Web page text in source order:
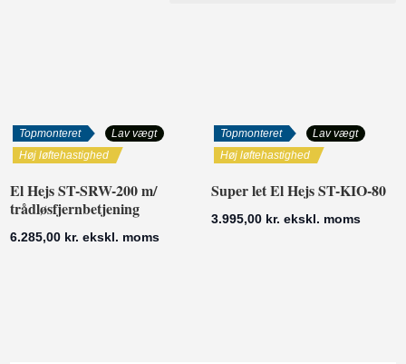
Topmonteret
Lav vægt
Høj løftehastighed
El Hejs ST-SRW-200 m/
trådløsfjernbetjening
6.285,00 kr. ekskl. moms
Topmonteret
Lav vægt
Høj løftehastighed
Super let El Hejs ST-KIO-80
3.995,00 kr. ekskl. moms